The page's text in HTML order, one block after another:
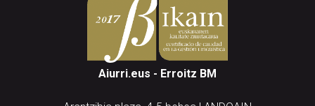
Aiurri.eus - Erroitz BM